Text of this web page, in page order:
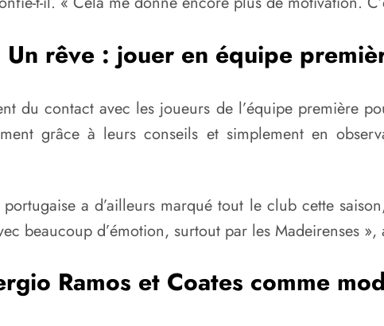
Un rêve : jouer en équipe
du contact avec les joueurs de l’équipe première
grâce à leurs conseils et simplement en
a d’ailleurs marqué tout le club cette
beaucoup d’émotion, surtout par les Madeirenses »,
Ramos et Coates comme